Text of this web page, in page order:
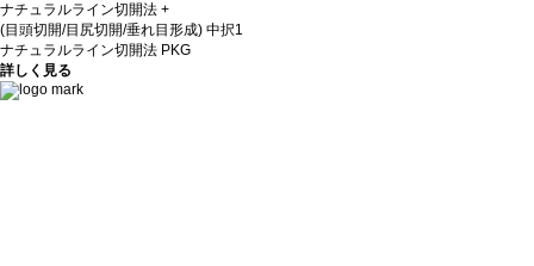
ナチュラルライン切開法 +
(目頭切開/目尻切開/垂れ目形成) 中択1
ナチュラルライン切開法 PKG
詳しく見る